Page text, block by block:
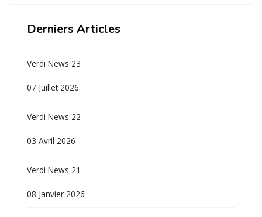
Derniers Articles
Verdi News 23
07 Juillet 2026
Verdi News 22
03 Avril 2026
Verdi News 21
08 Janvier 2026